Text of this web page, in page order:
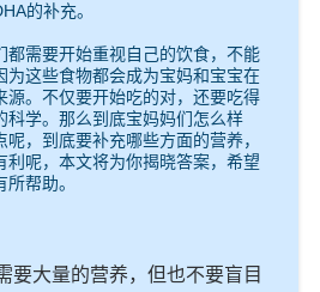
的补充。
都需要开始重视自己的饮食，不能
为这些食物都会成为宝妈和宝宝在
源。不仅要开始吃的对，还要吃得
科学。那么到底宝妈妈们怎么样
，到底要补充哪些方面的营养，
利呢，本文将为你揭晓答案，希望
帮助。
要大量的营养，但也不要盲目